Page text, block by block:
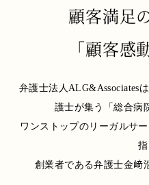
0120-128-067
顧客満足
「顧客感
弁護士法人ALG&Associates
護士が集う「総合病
ワンストップのリーガルサ
指
創業者である弁護士金﨑